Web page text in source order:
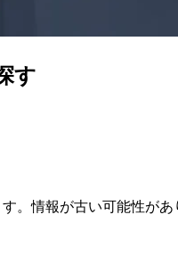
す
。情報が古い可能性があ